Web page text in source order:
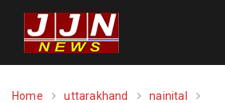
Home uttarakhand
nainital